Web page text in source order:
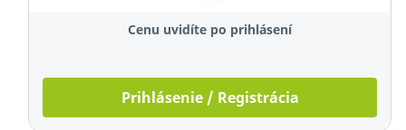
kusov
Cenu uvidíte po prihlásení
Prihlásenie / Registrácia